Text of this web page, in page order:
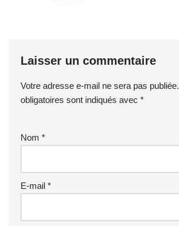
Laisser un commentaire
Votre adresse e-mail ne sera pas publiée.
obligatoires sont indiqués avec *
Nom *
E-mail *